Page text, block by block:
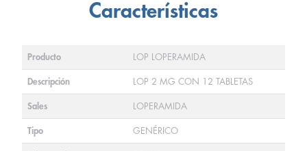
Características
Producto LOP LOPERAMIDA
Descripción LOP 2 MG CON 12 TABLETAS
Sales LOPERAMIDA
Tipo GENÉRICO